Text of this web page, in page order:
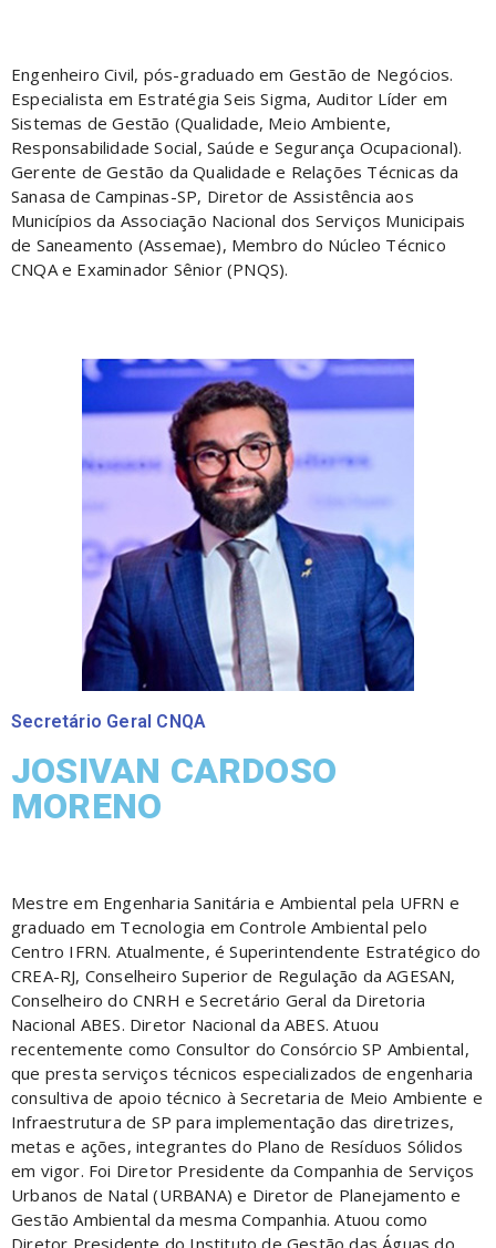
Engenheiro Civil, pós-graduado em Gestão de Negócios.
Especialista em Estratégia Seis Sigma, Auditor Líder em
Sistemas de Gestão (Qualidade, Meio Ambiente,
Responsabilidade Social, Saúde e Segurança Ocupacional).
Gerente de Gestão da Qualidade e Relações Técnicas da
Sanasa de Campinas-SP, Diretor de Assistência aos
Municípios da Associação Nacional dos Serviços Municipais
de Saneamento (Assemae), Membro do Núcleo Técnico
CNQA e Examinador Sênior (PNQS).
Secretário Geral CNQA
JOSIVAN CARDOSO
MORENO
Mestre em Engenharia Sanitária e Ambiental pela UFRN e
graduado em Tecnologia em Controle Ambiental pelo
Centro IFRN. Atualmente, é Superintendente Estratégico do
CREA-RJ, Conselheiro Superior de Regulação da AGESAN,
Conselheiro do CNRH e Secretário Geral da Diretoria
Nacional ABES. Diretor Nacional da ABES. Atuou
recentemente como Consultor do Consórcio SP Ambiental,
que presta serviços técnicos especializados de engenharia
consultiva de apoio técnico à Secretaria de Meio Ambiente e
Infraestrutura de SP para implementação das diretrizes,
metas e ações, integrantes do Plano de Resíduos Sólidos
em vigor. Foi Diretor Presidente da Companhia de Serviços
Urbanos de Natal (URBANA) e Diretor de Planejamento e
Gestão Ambiental da mesma Companhia. Atuou como
Diretor Presidente do Instituto de Gestão das Águas do